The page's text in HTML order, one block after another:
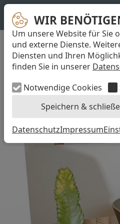
WIR
Um unsere Website für Sie
und externe Dienste.
Diensten und Ihren
finden Sie in unserer
Notwendige Cookies
Speichern &
DatenschutzImpressum
Leipzig